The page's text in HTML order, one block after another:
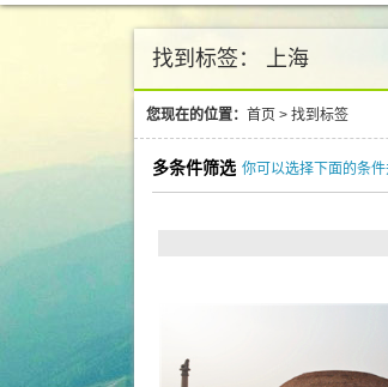
找到标签： 上海
您现在的位置： 首页 > 找到标签
多条件筛选 你可以选择下面的条